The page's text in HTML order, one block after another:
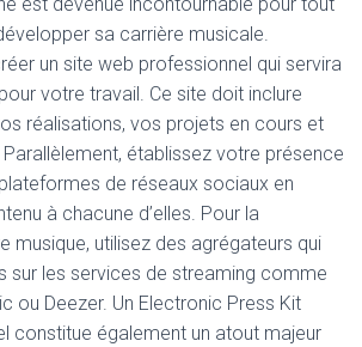
sa carrière musicale.
un site web professionnel qui servira
votre travail. Ce site doit inclure
réalisations, vos projets en cours et
établissez votre présence
de réseaux sociaux en
à chacune d’elles. Pour la
musique, utilisez des agrégateurs qui
sur les services de streaming comme
ou Deezer. Un Electronic Press Kit
constitue également un atout majeur